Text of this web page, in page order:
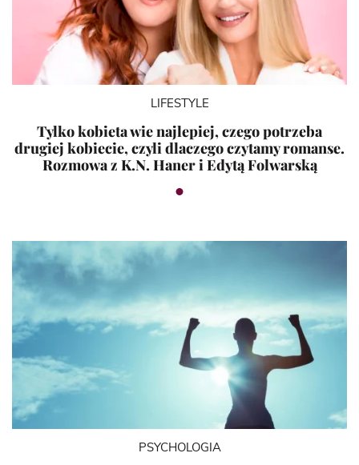
LIFESTYLE
Tylko kobieta wie najlepiej, czego potrzeba
drugiej kobiecie, czyli dlaczego czytamy romanse.
Rozmowa z K.N. Haner i Edytą Folwarską
PSYCHOLOGIA